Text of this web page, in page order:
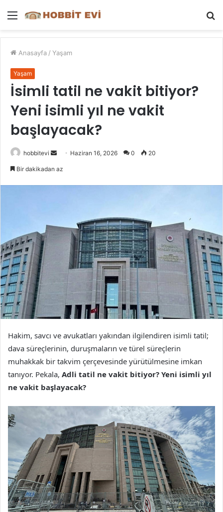
Menü
Anasayfa / Yaşam
Yaşam
İsimli tatil ne vakit bitiyor?
Yeni isimli yıl ne vakit
başlayacak?
hobbitevi
Bir
Haziran 16, 2026 0 20
Bir dakikadan az
Hakim, savcı ve avukatları yakından ilgilendiren isimli tatil;
dava süreçlerinin, duruşmaların ve türel süreçlerin
muhakkak bir takvim çerçevesinde yürütülmesine imkan
tanıyor. Pekala, Adli tatil ne vakit bitiyor? Yeni isimli yıl
ne vakit başlayacak?